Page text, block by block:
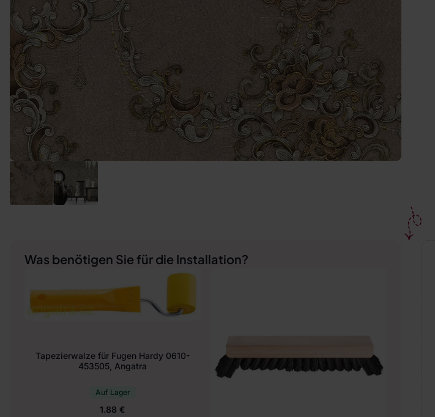
Was benötigen Sie für die Installation?
Tapezierwalze für Fugen Hardy 0610-
453505, Angatra
Auf Lager
1.88 €